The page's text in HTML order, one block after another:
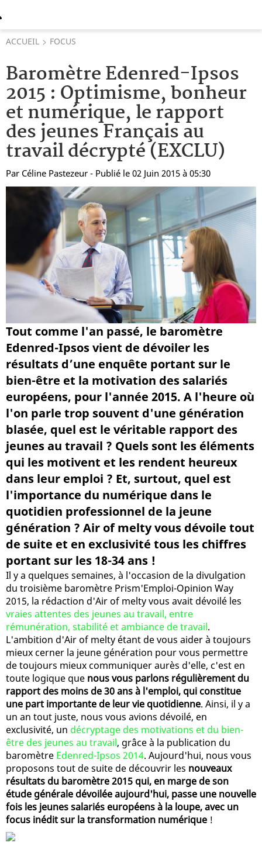
ACCUEIL FOCUS
Baromètre Edenred-Ipsos
2015 : Optimisme, bonheur
et numérique, le rapport
des jeunes Français au
travail décrypté (EXCLU)
Par Céline Pastezeur - Publié le 02 Juin 2015 à 05:30
Tout comme l'an passé, le baromètre
Edenred-Ipsos vient de dévoiler les
résultats d’une enquête portant sur le
bien-être et la motivation des salariés
européens, pour l'année 2015. A l'heure où
l'on parle trop souvent d'une génération
blasée, quel est le véritable rapport des
jeunes au travail ? Quels sont les éléments
qui les motivent et les rendent heureux
dans leur emploi ? Et, surtout, quel est
l'importance du numérique dans le
quotidien professionnel de la jeune
génération ? Air of melty vous dévoile tout
de suite et en exclusivité tous les chiffres
portant sur les 18-34 ans !
Il y a quelques semaines, à l'occasion de la divulgation
du troisième baromètre Prism'Emploi-Opinion Way
2015, la rédaction d'Air of melty vous avait dévoilé les
vraies attentes des jeunes au travail, entre
rémunération, stabilité et ambiance de travail.
L'ambition d'Air of melty étant de vous aider à toujours
mieux cerner la jeune génération pour vous permettre
de toujours mieux communiquer aurès d'elle, c'est en
toute logique que nous vous parlons régulièrement du
rapport des moins de 30 ans à l'emploi, qui constitue
une part importante de leur vie quotidienne. Ainsi, il y a
un an tout juste, nous vous avions dévoilé, en
exclusivité, un décryptage des motivations et du bien-
être des jeunes au travail, grâce à la publication du
baromètre Edenred-Ipsos 2014. Aujourd'hui, nous vous
proposons tout de suite de découvrir les nouveaux
résultats du baromètre 2015 qui, en marge de son
étude générale dévoilée aujourd'hui, passe une nouvelle
fois les jeunes salariés européens à la loupe, avec un
focus inédit sur la transformation numérique !